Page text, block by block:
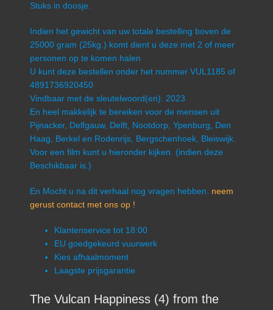
Stuks in doosje.
Indien het gewicht van uw totale bestelling boven de
25000 gram (25kg.) komt dient u deze met 2 of meer
personen op te komen halen
U kunt deze bestellen onder het nummer VUL1185 of
4891736920450
Vindbaar met de sleutelwoord(en): 2023
En heel makkelijk te bereiken voor de mensen uit
Pijnacker, Delfgauw, Delft, Nootdorp, Ypenburg, Den
Haag, Berkel en Rodenrijs, Bergschenhoek, Bleiswijk.
Voor een film kunt u hieronder kijken. (indien deze
Beschikbaar is.)
En Mocht u na dit verhaal nog vragen hebben. neem
gerust contact met ons op !
Klantenservice tot 18:00
EU goedgekeurd vuurwerk
Kies afhaalmoment
Laagste prijsgarantie
The Vulcan Happiness (4) from the